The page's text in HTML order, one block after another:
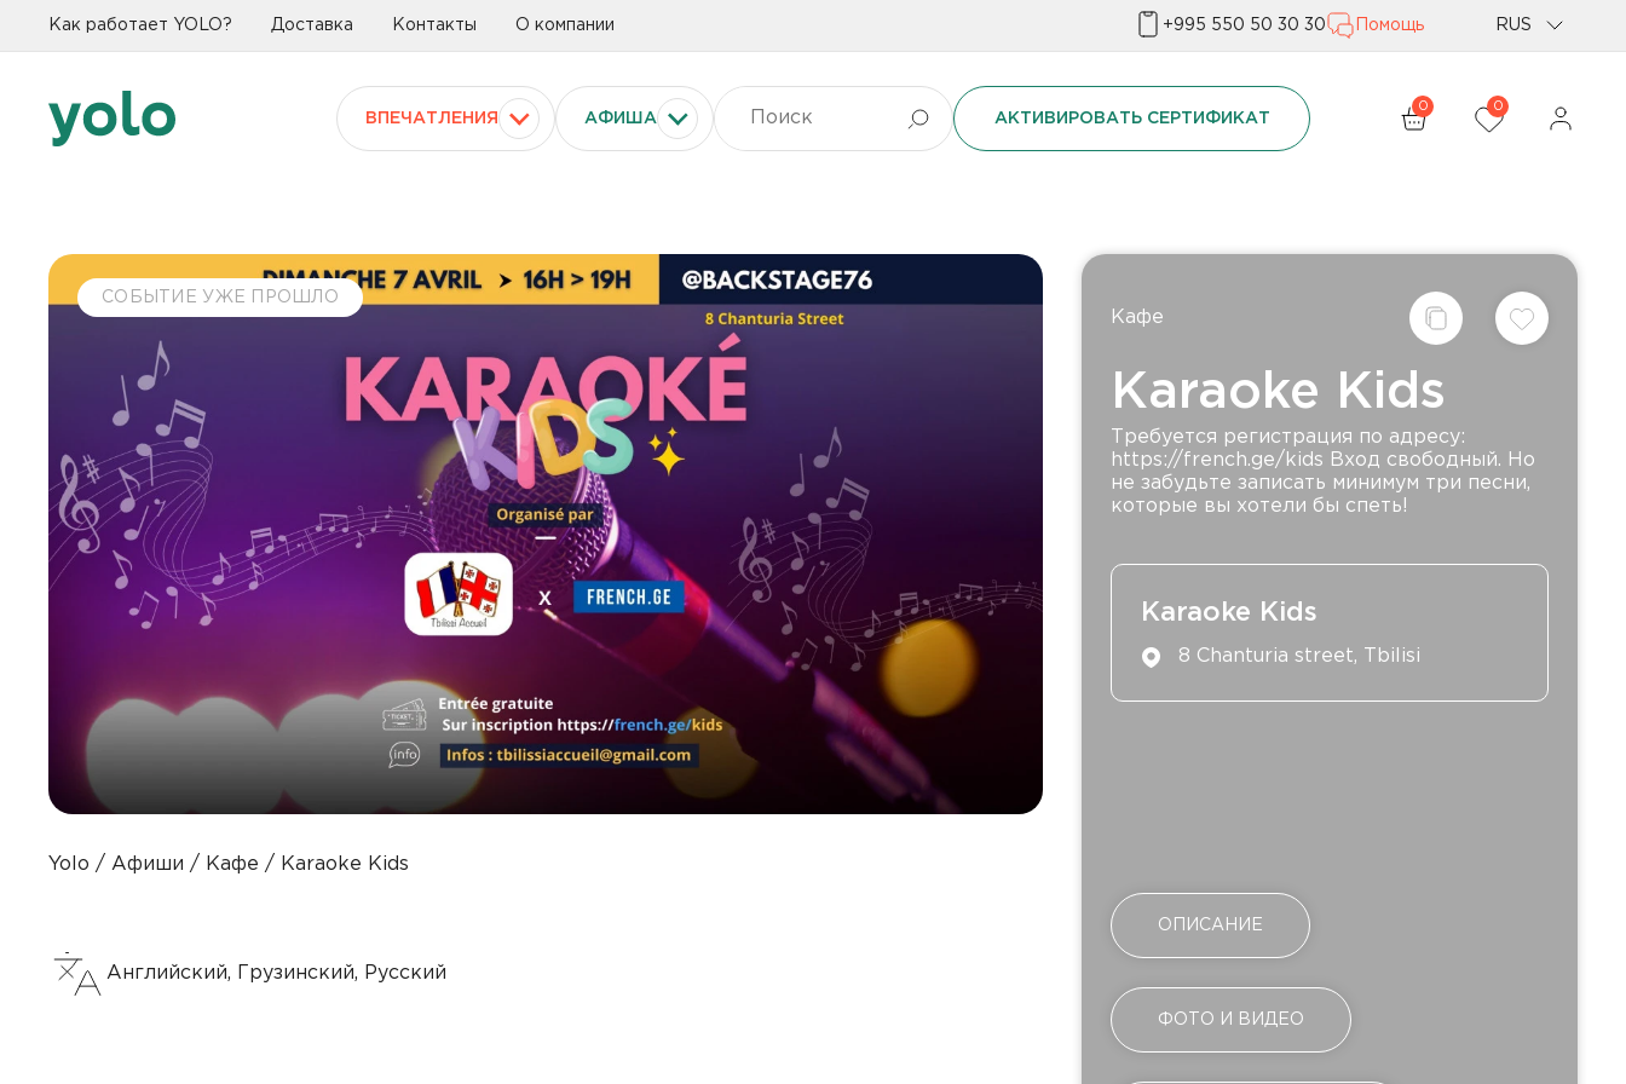
Как работает YOLO? Доставка Контакты О компании +995 550 50 30 30 Помощь RUS
Geo
ВПЕЧАТЛЕНИЯ АФИША АКТИВИРОВАТЬ СЕРТИФИКАТ
0 0
СОБЫТИЕ УЖЕ ПРОШЛО
Кафе
Karaoke Kids
Требуется регистрация по адресу:
https://french.ge/kids Вход свободный. Но
не забудьте записать минимум три песни,
которые вы хотели бы спеть!
Karaoke Kids
8 Chanturia street, Tbilisi
ОПИСАНИЕ
ФОТО И ВИДЕО
Yolo Афиши Кафе Karaoke Kids
Английский, Грузинский, Русский